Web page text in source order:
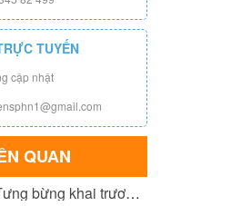
TUYẾN
cập nhật
QUAN
Tưng bừng khai trương cơ sở 3 của Bé...